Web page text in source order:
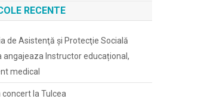
RECENTE
de Asistenţă şi Protecţie Socială
angajeaza Instructor educațional,
medical
concert la Tulcea